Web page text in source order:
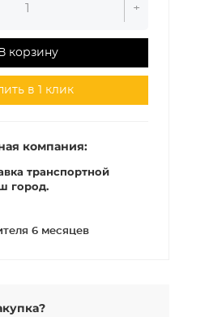
+
В корзину
в 1 клик
компания:
транспортной
город.
6 месяцев